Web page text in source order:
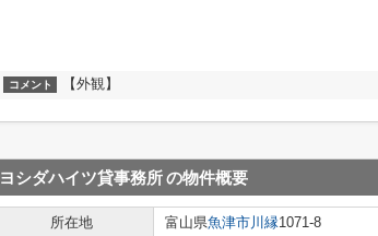
コメント 【外観】
ヨシダハイツ貸事務所の物件概要
所在地 富山県魚津市川縁1071-8